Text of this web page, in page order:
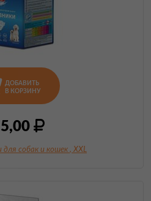
ДОБАВИТЬ
В КОРЗИНУ
для собак и кошек , XXL